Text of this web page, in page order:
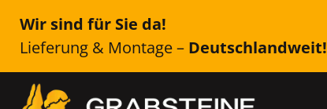
Wir sind für Sie da!
Lieferung & Montage – Deutschlandweit!